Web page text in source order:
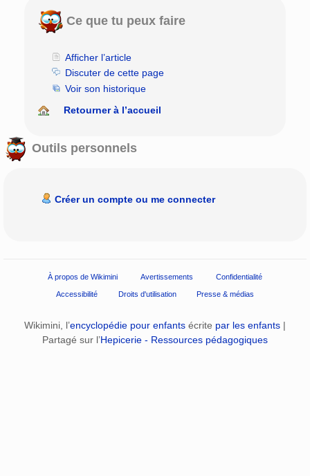
Ce que tu peux faire
Afficher l’article
Discuter de cette page
Voir son historique
Retourner à l’accueil
Outils personnels
Créer un compte ou me connecter
À propos de Wikimini Avertissements Confidentialité
Accessibilité Droits d'utilisation Presse & médias
Wikimini, l’encyclopédie pour enfants écrite par les enfants |
Partagé sur l’Hepicerie - Ressources pédagogiques